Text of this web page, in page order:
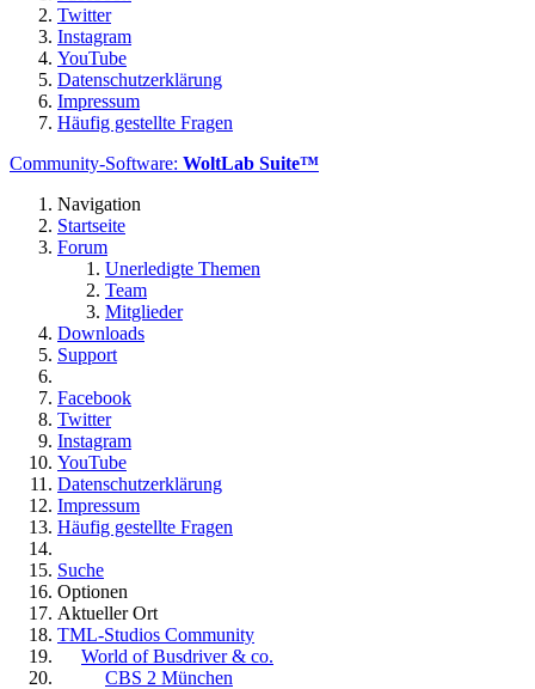
Twitter
Instagram
YouTube
Datenschutzerklärung
Impressum
Häufig gestellte Fragen
Community-Software: WoltLab Suite™
Navigation
Startseite
Forum
Unerledigte Themen
Team
Mitglieder
Downloads
Support
Facebook
Twitter
Instagram
YouTube
Datenschutzerklärung
Impressum
Häufig gestellte Fragen
Suche
Optionen
Aktueller Ort
TML-Studios Community
World of Busdriver & co.
CBS 2 München